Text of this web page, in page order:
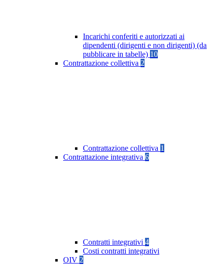
Incarichi conferiti e autorizzati ai
dipendenti (dirigenti e non dirigenti) (da
pubblicare in tabelle) 10
Contrattazione collettiva 2
Contrattazione collettiva 1
Contrattazione integrativa 6
Contratti integrativi 4
Costi contratti integrativi
OIV 2